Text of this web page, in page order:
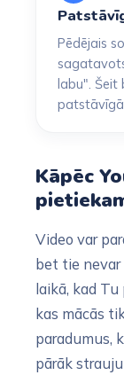
Pēdējais
labu".
Kāpēc
Video var
bet tie
laikā, kad
kas mācās
paradumus,
pārāk